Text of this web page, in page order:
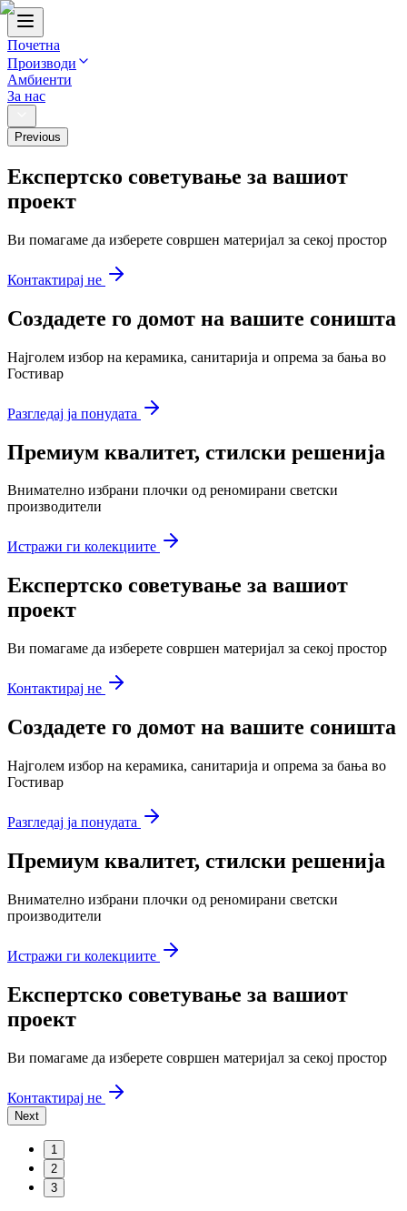
Почетна
Производи
Амбиенти
За нас
Previous
Експертско советување за вашиот
проект
Ви помагаме да изберете совршен материјал за секој простор
Контактирај не
Создадете го домот на вашите соништа
Најголем избор на керамика, санитарија и опрема за бања во
Гостивар
Разгледај ја понудата
Премиум квалитет, стилски решенија
Внимателно избрани плочки од реномирани светски
производители
Истражи ги колекциите
Експертско советување за вашиот
проект
Ви помагаме да изберете совршен материјал за секој простор
Контактирај не
Создадете го домот на вашите соништа
Најголем избор на керамика, санитарија и опрема за бања во
Гостивар
Разгледај ја понудата
Премиум квалитет, стилски решенија
Внимателно избрани плочки од реномирани светски
производители
Истражи ги колекциите
Експертско советување за вашиот
проект
Ви помагаме да изберете совршен материјал за секој простор
Контактирај не
Next
1
2
3